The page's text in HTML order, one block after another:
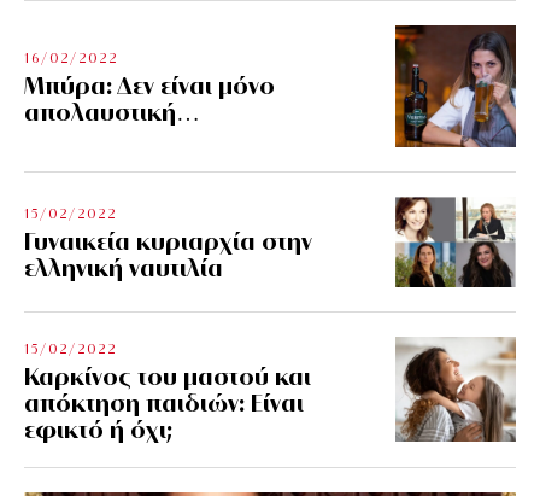
16/02/2022
Μπύρα: Δεν είναι μόνο
απολαυστική…
15/02/2022
Γυναικεία κυριαρχία στην
ελληνική ναυτιλία
15/02/2022
Καρκίνος του μαστού και
απόκτηση παιδιών: Είναι
εφικτό ή όχι;